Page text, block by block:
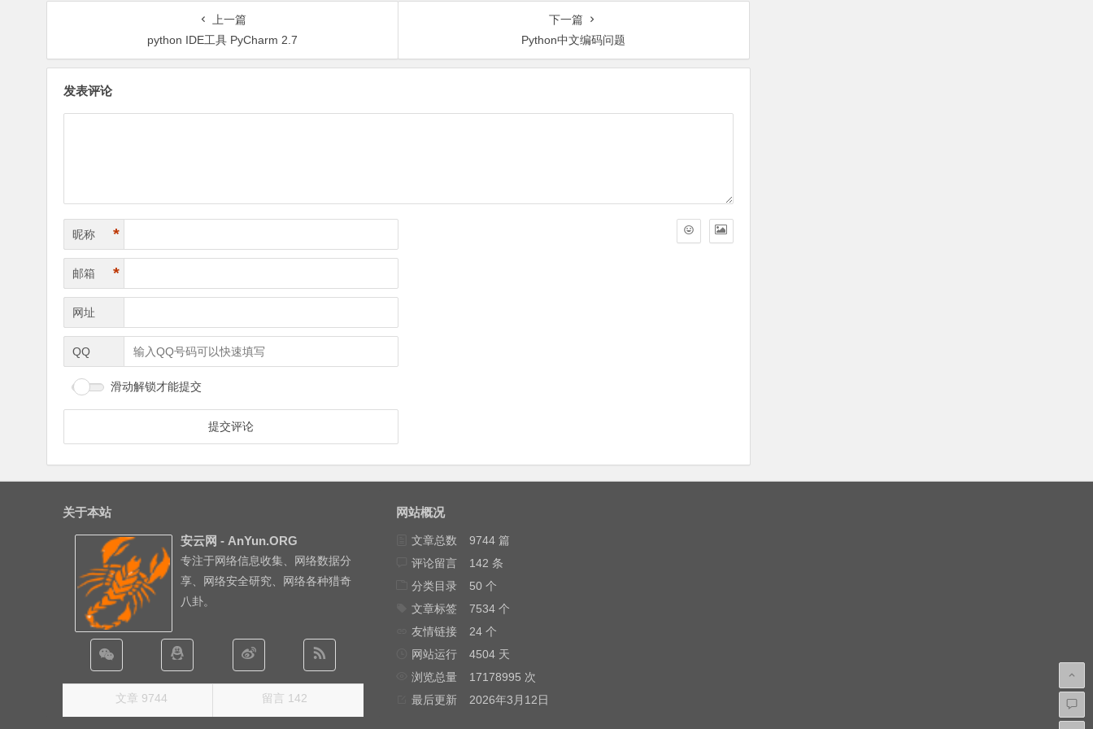
上一篇
python IDE工具 PyCharm 2.7
下一篇
Python中文编码问题
发表评论
昵称 *
邮箱 *
网址
QQ
滑动解锁才能提交
关于本站
安云网 - AnYun.ORG
专注于网络信息收集、网络数据分
享、网络安全研究、网络各种猎奇
八卦。
文章 9744 留言 142
网站概况
文章总数
9744 篇
评论留言
142 条
分类目录
50 个
文章标签
7534 个
友情链接
24 个
网站运行
4504 天
浏览总量
17178995 次
最后更新
2026年3月12日